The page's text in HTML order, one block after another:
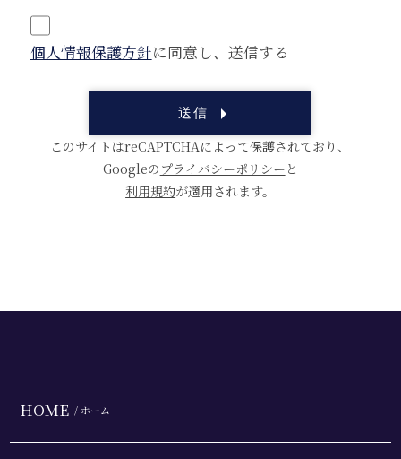
個人情報保護方針に同意し、送信する
このサイトはreCAPTCHAによって保護されており、
Googleの プライバシーポリシー と
利用規約が適用されます。
HOME / ホーム